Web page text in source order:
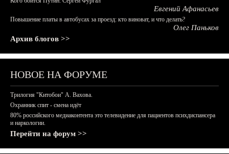
Евгений Афанасьев
Повышение платы в автобусах за проезд: кто виноват, и что делать?
Олег Паньков
Архив блогов >>
НОВОЕ НА ФОРУМЕ
Трилогия "Китобои" А. Вахова.
Охранник спит - смена идёт
80% российского медиаконтента это телевидение для пациентов психдиспансера
и наркологии.
Перейти на форум >>